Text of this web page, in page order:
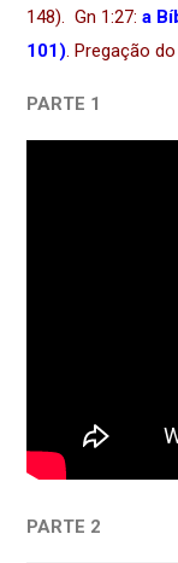
148). Gn 1:27: a
101). Pregação
PARTE 1
PARTE 2